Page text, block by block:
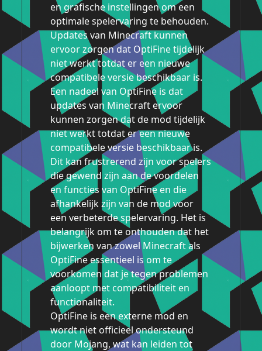
en grafische instellingen om een
optimale spelervaring te behouden.
Updates van Minecraft kunnen
ervoor zorgen dat OptiFine tijdelijk
niet werkt totdat er een nieuwe
compatibele versie beschikbaar is.
Een nadeel van OptiFine is dat
updates van Minecraft ervoor
kunnen zorgen dat de mod tijdelijk
niet werkt totdat er een nieuwe
compatibele versie beschikbaar is.
Dit kan frustrerend zijn voor spelers
die gewend zijn aan de voordelen
en functies van OptiFine en die
afhankelijk zijn van de mod voor
een verbeterde spelervaring. Het is
belangrijk om te onthouden dat het
bijwerken van zowel Minecraft als
OptiFine essentieel is om te
voorkomen dat je tegen problemen
aanloopt met compatibiliteit en
functionaliteit.
OptiFine is een externe mod en
wordt niet officieel ondersteund
door Mojang, wat kan leiden tot